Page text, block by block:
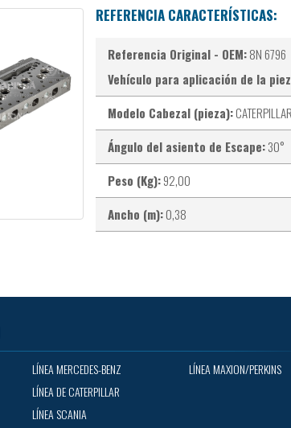
REFERENCIA CARACTERÍSTICAS:
Referencia Original - OEM: 8N 6796
Vehículo para aplicación de la
Modelo Cabezal (pieza):
Ángulo del asiento de Escape: 30°
Peso (Kg): 92,00
Ancho (m): 0,38
LÍNEA MERCEDES-BENZ
LÍNEA DE CATERPILLAR
LÍNEA SCANIA
LÍNEA MAXION/PERKINS